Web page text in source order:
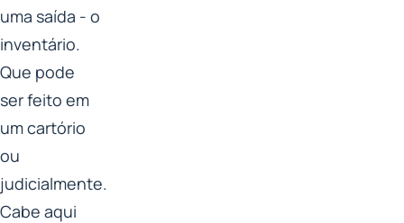
uma saída - o
inventário.
Que pode
ser feito em
um cartório
ou
judicialmente.
Cabe aqui